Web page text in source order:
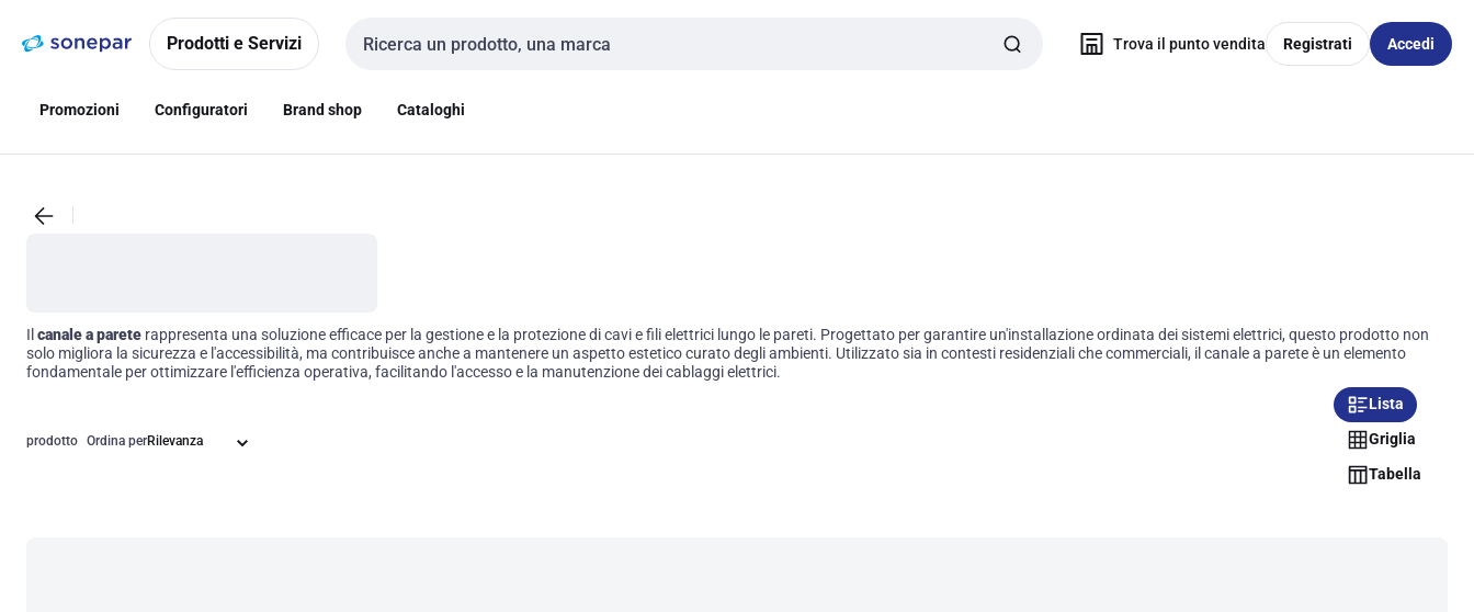
navigazionealla
Prodotti e Servizi
Cerca input
Trova il punto vendita Registrati Accedi
Promozioni Configuratori Brand shop Cataloghi
Il canale a parete rappresenta una soluzione efficace per la gestione e la protezione di cavi e fili elettrici lungo le pareti. Progettato per garantire un'installazione ordinata dei sistemi elettrici, questo prodotto non
solo migliora la sicurezza e l'accessibilità, ma contribuisce anche a mantenere un aspetto estetico curato degli ambienti. Utilizzato sia in contesti residenziali che commerciali, il canale a parete è un elemento
fondamentale per ottimizzare l'efficienza operativa, facilitando l'accesso e la manutenzione dei cablaggi elettrici.
prodotto Ordina per
Lista
Griglia
Tabella